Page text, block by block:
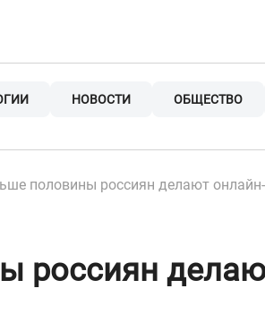
НОВОСТИ ОБЩЕСТВО
половины россиян делают
россиян